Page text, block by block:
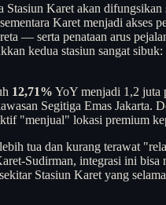
Karet akan
Karet menjadi akses
— serta penataan arus
kedua stasiun sangat
12,71% YoY menjadi 1,2 juta
Segitiga Emas
"menjual" lokasi premium
tua dan kurang terawat
Sudirman, integrasi ini
Stasiun Karet yang